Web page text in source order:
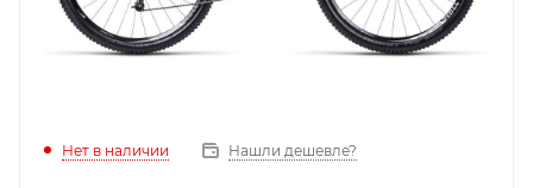
Нет в наличии Нашли дешевле?